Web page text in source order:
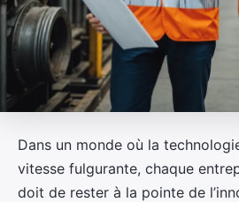
Dans un monde où la
vitesse fulgurante, chaque
doit de rester à la pointe de